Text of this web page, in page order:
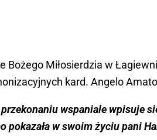
Bożego Miłosierdzia w
kard. Angelo
wspaniale wpisuje
pokazała w swoim życiu pani